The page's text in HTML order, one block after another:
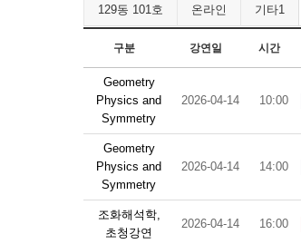
129동 101호 온라인 기타1
구분 강연일 시간
Geometry
Physics and
Symmetry
2026-04-14 10:00
Geometry
Physics and
Symmetry
2026-04-14 14:00
조화해석학,
초청강연
2026-04-14 16:00